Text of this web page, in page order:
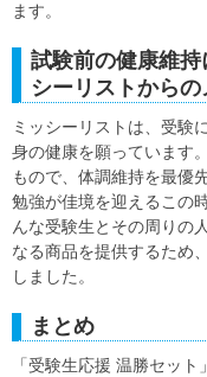
ます。
試験前の健康維
シーリストから
ミッシーリストは、受験
身の健康を願っています
もので、体調維持を最優
勉強が佳境を迎えるこの
んな受験生とその周りの
なる商品を提供するため
しました。
まとめ
「受験生応援 温勝セッ